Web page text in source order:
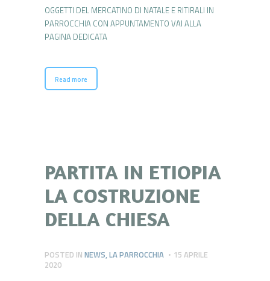
OGGETTI DEL MERCATINO DI NATALE E RITIRALI IN
PARROCCHIA CON APPUNTAMENTO VAI ALLA
PAGINA DEDICATA
Read more
PARTITA IN ETIOPIA
LA COSTRUZIONE
DELLA CHIESA
POSTED IN NEWS,LA PARROCCHIA
15 APRILE
2020